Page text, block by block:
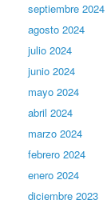
septiembre 2024
agosto 2024
julio 2024
junio 2024
mayo 2024
abril 2024
marzo 2024
febrero 2024
enero 2024
diciembre 2023